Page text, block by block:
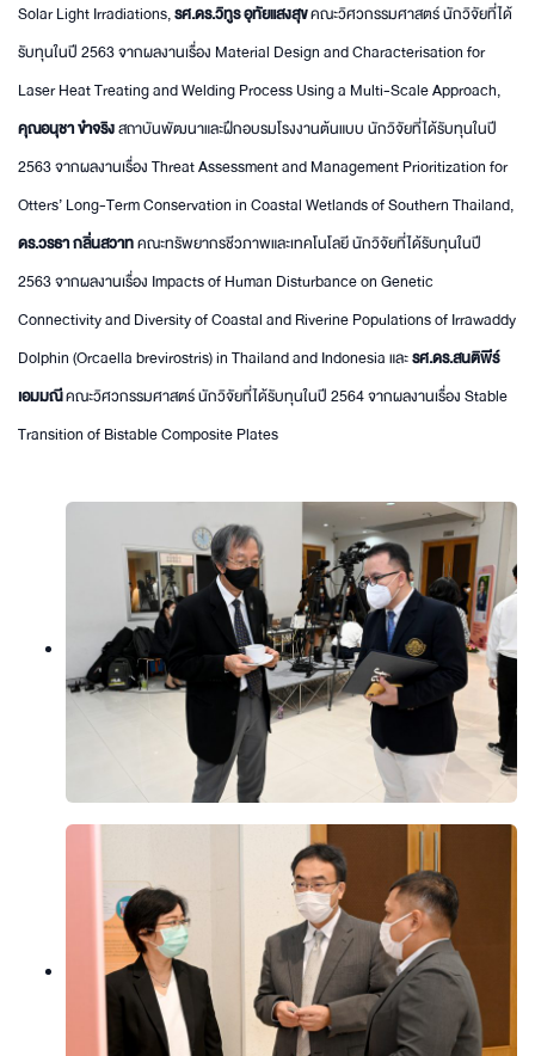
Solar Light Irradiations,รศ.ดร.วิทูร อุทัยแสงสุขคณะวิศวกรรมศาสตร์ นักวิจัยที่ได้
รับทุนในปี 2563 จากผลงานเรื่อง Material Design and Characterisation for
Laser Heat Treating and Welding Process Using a Multi-Scale Approach,
คุณอนุชา ขำจริงสถาบันพัฒนาและฝึกอบรมโรงงานต้นแบบ นักวิจัยที่ได้รับทุนในปี
2563 จากผลงานเรื่อง Threat Assessment and Management Prioritization for
Otters’ Long-Term Conservation in Coastal Wetlands of Southern Thailand,
ดร.วรธา กลิ่นสวาทคณะทรัพยากรชีวภาพและเทคโนโลยี นักวิจัยที่ได้รับทุนในปี
2563 จากผลงานเรื่อง Impacts of Human Disturbance on Genetic
Connectivity and Diversity of Coastal and Riverine Populations of Irrawaddy
Dolphin (Orcaella brevirostris) in Thailand and Indonesia และรศ.ดร.สนติพีร์
เอมมณีคณะวิศวกรรมศาสตร์ นักวิจัยที่ได้รับทุนในปี 2564 จากผลงานเรื่อง Stable
Transition of Bistable Composite Plates